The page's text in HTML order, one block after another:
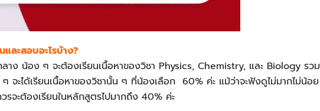
ละสอบอะไรบ้าง?
าง น้อง ๆ จะต้องเรียนเนื้อหาของวิชา Physics, Chemistry, และ Biology รวม
จะได้เรียนเนื้อหาของวิชานั้น ๆ ที่น้องเลือก 60% ค่ะ แม้ว่าจะฟังดูไม่มากไม่น้อย
จะต้องเรียนในหลักสูตรไปมากถึง 40% ค่ะ